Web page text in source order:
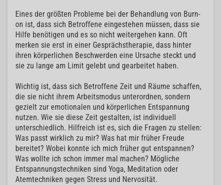
Eines der größten Probleme bei der Behandlung von Burn-
on ist, dass sich Betroffene eingestehen müssen, dass sie
Hilfe benötigen und es so nicht weitergehen kann. Oft
merken sie erst in einer Gesprächstherapie, dass hinter
ihren körperlichen Beschwerden eine Ursache steckt und
sie zu lange am Limit gelebt und gearbeitet haben.
Wichtig ist, dass sich Betroffene Zeit und Räume schaffen,
die sie nicht ihrem Arbeitsmodus unterordnen, sondern
gezielt zur emotionalen und körperlichen Entspannung
nutzen. Wie sie diese Zeit gestalten, ist individuell
unterschiedlich. Hilfreich ist es, sich die Fragen zu stellen:
Was passt wirklich zu mir? Was hat mir früher Freude
bereitet? Wobei konnte ich mich früher gut entspannen?
Was wollte ich schon immer mal machen? Mögliche
Entspannungstechniken sind Yoga, Meditation oder
Atemtechniken gegen Stress und Nervosität.